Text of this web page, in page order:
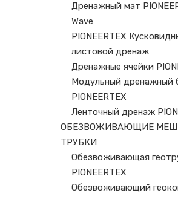
Дренажный мат
Wave
PIONEERTEX
листовой дренаж
Дренажные ячейки
Модульный дренажный
PIONEERTEX
Ленточный дренаж
ОБЕЗВОЖИВАЮЩИЕ
ТРУБКИ
Обезвоживающая
PIONEERTEX
Обезвоживающий